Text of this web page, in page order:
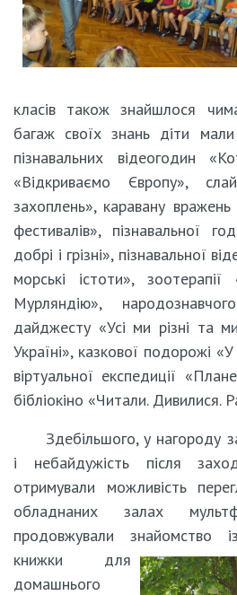
класів також знайшлося
багаж своїх знань діти
пізнавальних відеогодин
«Відкриваємо Європу»,
захоплень», каравану
фестивалів», пізнавальної
добрі і грізні», пізнавальної
морські істоти»,
Мурляндію»,
дайджесту «Усі ми різні та
Україні», казкової подорожі «У
віртуальної експедиції
бібліокіно «Читали. Дивилися.
Здебільшого, у нагороду
і небайдужість після
отримували можливість
обладнаних залах
продовжували знайомство
книжки для
домашнього